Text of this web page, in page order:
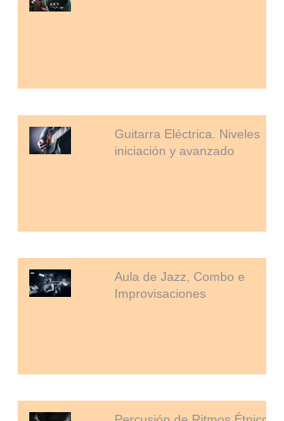
Guitarra Eléctrica. Niveles
iniciación y avanzado
Aula de Jazz, Combo e
Improvisaciones